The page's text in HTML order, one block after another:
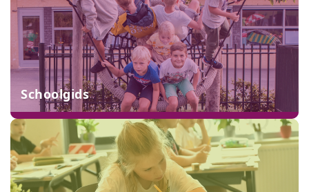
Schoolgids